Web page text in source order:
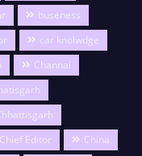
buseness
car knolwdge
Channai
Chief Editor
China